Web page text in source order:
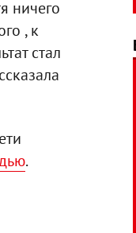
ничего
, к
стал
.